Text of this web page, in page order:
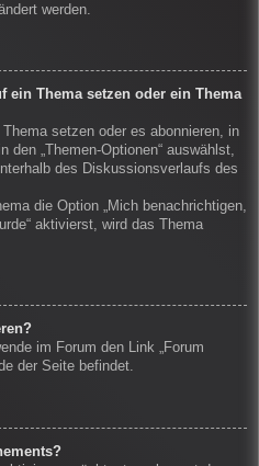
werden.
ein Thema setzen oder ein Thema
setzen oder es abonnieren, in
den „Themen-Optionen“ auswählst,
des Diskussionsverlaufs des
die Option „Mich benachrichtigen,
aktivierst, wird das Thema
im Forum den Link „Forum
der Seite befindet.